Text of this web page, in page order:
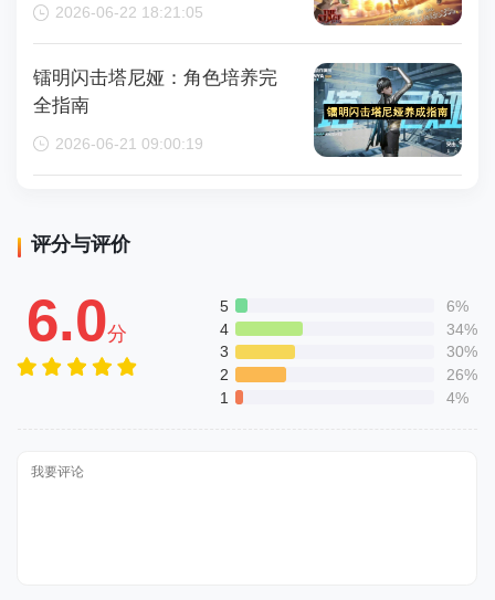
2026-06-22 18:21:05
镭明闪击塔尼娅：角色培养完
全指南
2026-06-21 09:00:19
评分与评价
6.0分
5
6%
4
34%
3
30%
2
26%
1
4%